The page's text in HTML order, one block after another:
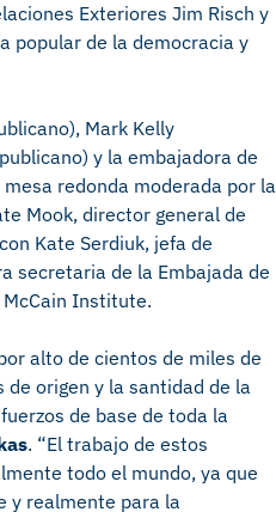
Exteriores Jim Risch y
popular de la democracia y
Mark Kelly
y la embajadora de
redonda moderada por la
Mook, director general de
Kate Serdiuk, jefa de
secretaria de la Embajada de
McCain Institute.
alto de cientos de miles de
origen y la santidad de la
de base de toda la
. “El trabajo de estos
todo el mundo, ya que
y realmente para la